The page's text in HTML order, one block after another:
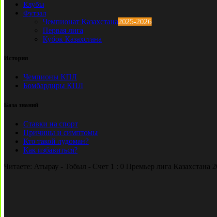
Клубы
Футзал
Чемпионат Казахстана2025-2026
Первая лига
Кубок Казахстана
История
Чемпионы КПЛ
Бомбардиры КПЛ
База знаний
Ставки на спорт
Причины и симптомы
Кто такой лудоман?
Как избавиться?
Читаете: Атырау - Тобыл - Счет 1 : 0 Премьер лига Казахстана